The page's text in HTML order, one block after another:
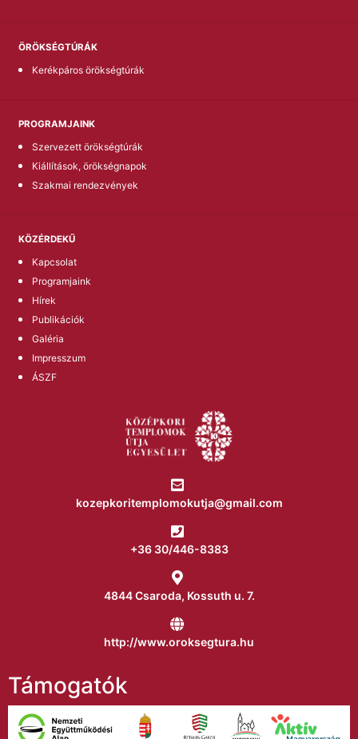
ÖRÖKSÉGTÚRÁK
Kerékpáros örökségtúrák
PROGRAMJAINK
Szervezett örökségtúrák
Kiállítások, örökségnapok
Szakmai rendezvények
KÖZÉRDEKŰ
Kapcsolat
Programjaink
Hírek
Publikációk
Galéria
Impresszum
ÁSZF
kozepkoritemplomokutja@gmail.com
+36 30/446-8383
4844 Csaroda, Kossuth u. 7.
http://www.oroksegtura.hu
Támogatók